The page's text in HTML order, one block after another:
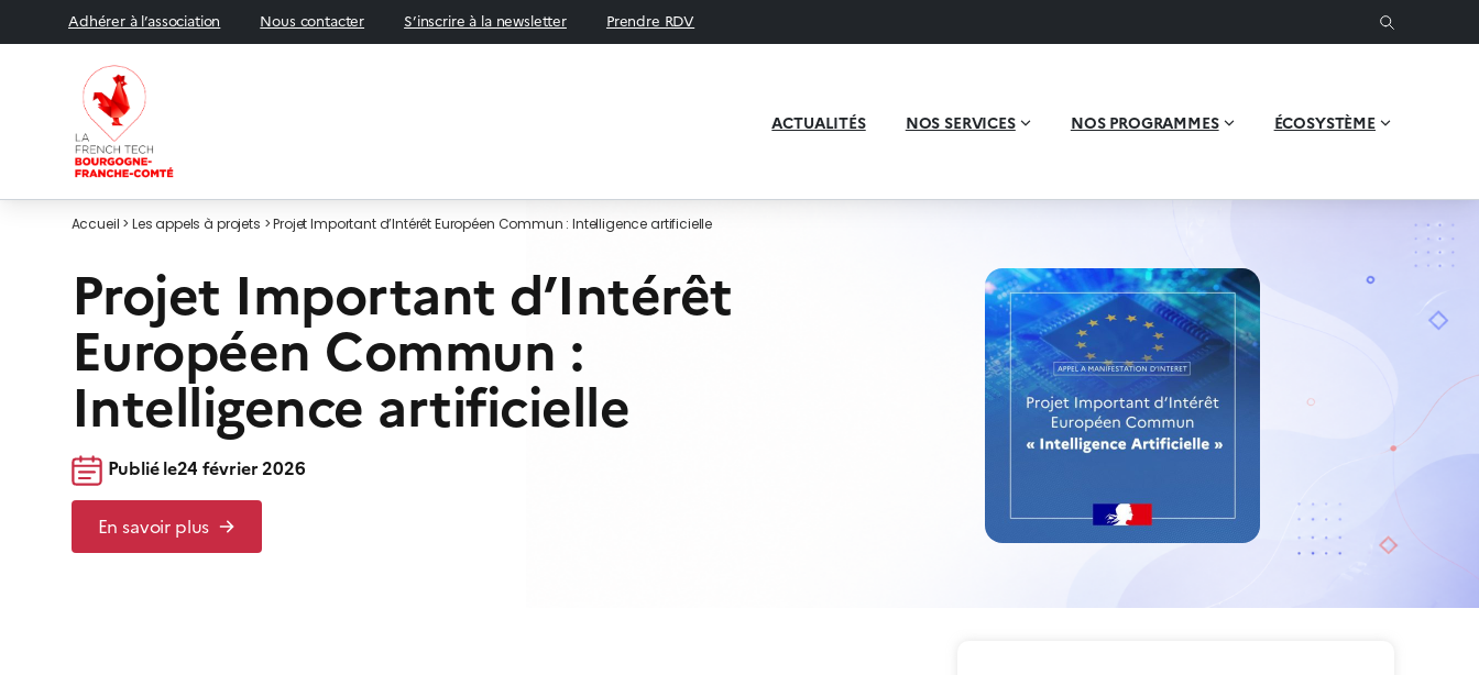
Adhérer à l’association Nous contacter S’inscrire à la newsletter Prendre RDV
ACTUALITÉS NOS SERVICES NOS PROGRAMMES ÉCOSYSTÈME
Accueil > Les appels à projets >Projet Important d’Intérêt Européen Commun : Intelligence artificielle
Projet Important d’Intérêt
Européen Commun :
Intelligence artificielle
Publié le24 février 2026
En savoir plus